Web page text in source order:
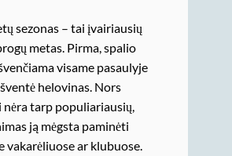
sezonas – tai įvairiausių
metas. Pirma, spalio
visame pasaulyje
helovinas. Nors
tarp populiariausių,
ją mėgsta paminėti
vakarėliuose ar klubuose.